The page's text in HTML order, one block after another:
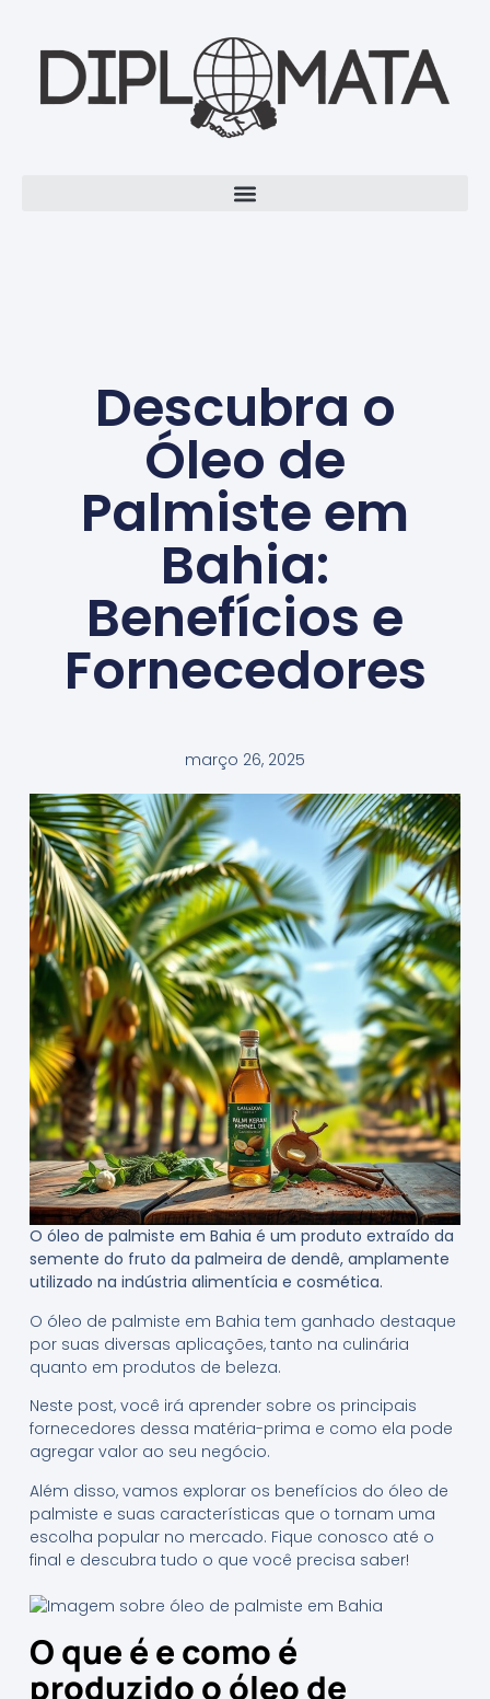
Descubra o
Óleo de
Palmiste em
Bahia:
Benefícios e
Fornecedores
março 26, 2025
O óleo de palmiste em Bahia é um produto extraído da
semente do fruto da palmeira de dendê, amplamente
utilizado na indústria alimentícia e cosmética.
O óleo de palmiste em Bahia tem ganhado destaque
por suas diversas aplicações, tanto na culinária
quanto em produtos de beleza.
Neste post, você irá aprender sobre os principais
fornecedores dessa matéria-prima e como ela pode
agregar valor ao seu negócio.
Além disso, vamos explorar os benefícios do óleo de
palmiste e suas características que o tornam uma
escolha popular no mercado. Fique conosco até o
final e descubra tudo o que você precisa saber!
O que é e como é
produzido o óleo de